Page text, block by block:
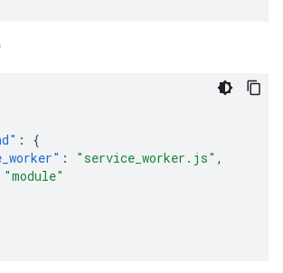
:
{
: "service_worker.js" ,
"module"